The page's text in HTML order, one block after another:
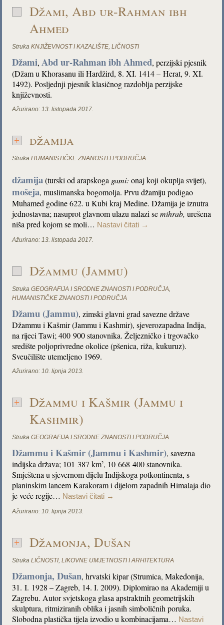
Džami, Abd ur-Rahman ibh
Ahmed
Struka KNJIŽEVNOST I KAZALIŠTE,LIČNOSTI
Džami, Abd ur-Rahman ibh Ahmed, perzijski pjesnik
(Džam u Khorasanu ili Hardžird, 8. XI. 1414 – Herat, 9. XI.
1492). Posljednji pjesnik klasičnog razdoblja perzijske
književnosti.
Ažurirano: 13. listopada 2017.
džamija
Struka HUMANISTIČKE ZNANOSTI I PODRUČJA
džamija(turski od arapskoga gami: onaj koji okuplja svijet),
mošeja, muslimanska bogomolja. Prvu džamiju podigao
Muhamed godine 622. u Kubi kraj Medine. Džamija je iznutra
jednostavna; nasuprot glavnom ulazu nalazi semihrab, urešena
niša pred kojom se moli… Nastavi čitati →
Ažurirano: 13. listopada 2017.
Džammu (Jammu)
Struka GEOGRAFIJA I SRODNE ZNANOSTI I PODRUČJA,
HUMANISTIČKE ZNANOSTI I PODRUČJA
Džamu (Jammu), zimski glavni grad savezne države
Džammu i Kašmir (Jammu i Kashmir), sjeverozapadna Indija,
na rijeci Tawi; 400 900 stanovnika. Željezničko i trgovačko
središte poljoprivredne okolice (pšenica, riža, kukuruz).
Sveučilište utemeljeno 1969.
Ažurirano: 10. lipnja 2013.
Džammu i Kašmir (Jammu i
Kashmir)
Struka GEOGRAFIJA I SRODNE ZNANOSTI I PODRUČJA
Džammu i Kašmir (Jammu i Kashmir), savezna
indijska država; 101 387 km2, 10 668 400 stanovnika.
Smještena u sjevernom dijelu Indijskoga potkontinenta, s
planinskim lancem Karakoram i dijelom zapadnih Himalaja dio
je veće regije… Nastavi čitati →
Ažurirano: 10. lipnja 2013.
Džamonja, Dušan
Struka LIČNOSTI,LIKOVNE UMJETNOSTI I ARHITEKTURA
Džamonja, Dušan, hrvatski kipar (Strumica, Makedonija,
31. I. 1928 – Zagreb, 14. I. 2009). Diplomirao na Akademiji u
Zagrebu. Autor svjetskoga glasa apstraktnih geometrijskih
skulptura, ritmiziranih oblika i jasnih simboličnih poruka.
Slobodna plastička tijela izvodio u kombinacijama… Nastavi